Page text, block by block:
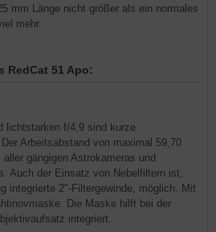
mm Länge nicht größer als ein normales
mehr.
RedCat 51 Apo:
lichtstarken f/4,9 sind kurze
Arbeitsabstand von maximal 59,70
gängigen Astrokameras und
Auch der Einsatz von Nebelfiltern ist,
integrierte 2"-Filtergewinde, möglich. Mit
Die Maske hilft bei der
integriert.